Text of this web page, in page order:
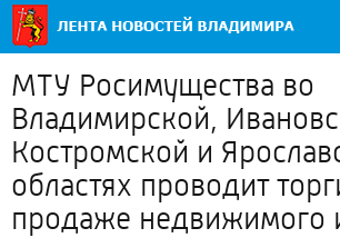
МТУ Росимущества во
Владимирской,
Костромской и
областях проводит
продаже недвижимого